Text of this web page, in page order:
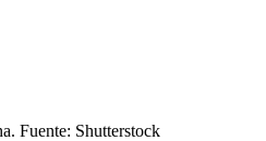
Fuente: Shutterstock